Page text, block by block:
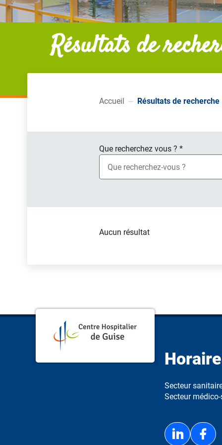
Résultats de
Accueil Résultats de recherche
Que recherchez vous ? *
Aucun résultat
Secteur
Secteur